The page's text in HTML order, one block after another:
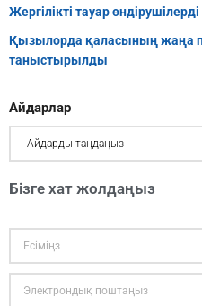
Жергілікті тауар
Қызылорда қаласының жаңа
таныстырылды
Айдарлар
Бізге хат жолдаңыз